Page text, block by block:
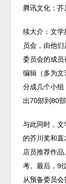
腾讯文化：
续大介：文
员会，由他
委员会的成
编辑（多为
分成几个小
出70部到80
与此同时，
的芥川奖和
店员推荐作
考。最后，9
从预备委员